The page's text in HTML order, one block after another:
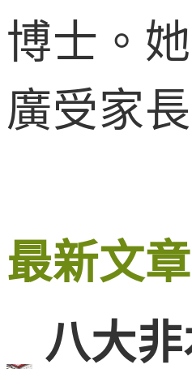
博士。
廣受家
最新文章
八大